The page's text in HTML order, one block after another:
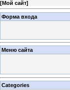
[Мой сайт]
Форма входа
Меню сайта
Categories